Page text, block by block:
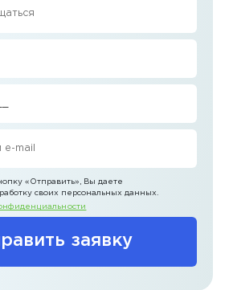
заявку
«Отправить» , Вы даете
своих персональных данных.